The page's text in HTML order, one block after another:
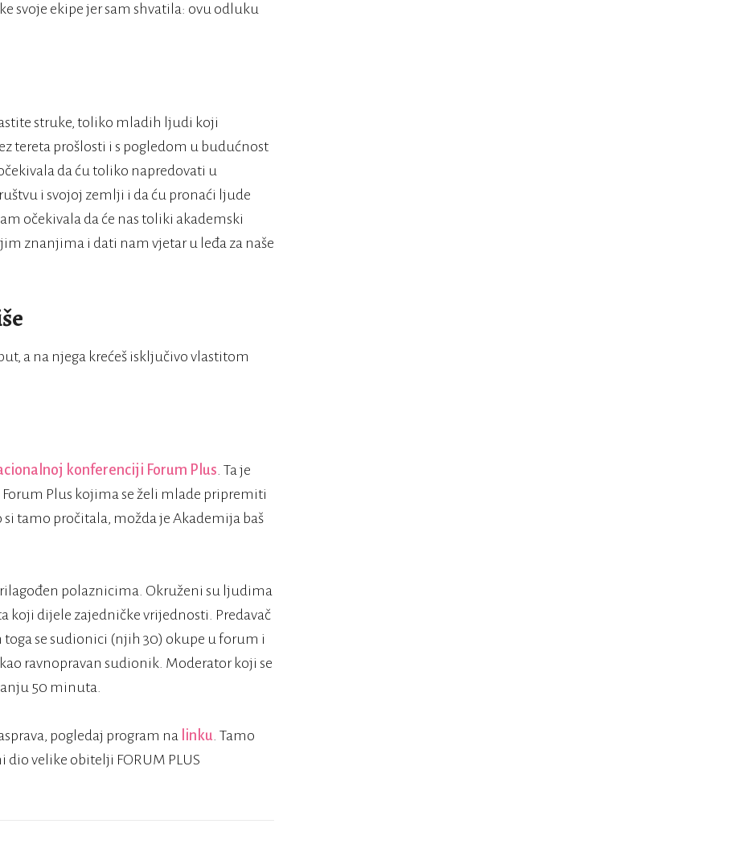
svoje ekipe jer sam shvatila: ovu odluku
struke, toliko mladih ljudi koji
tereta prošlosti i s pogledom u budućnost
da ću toliko napredovati u
i svojoj zemlji i da ću pronaći ljude
očekivala da će nas toliki akademski
znanjima i dati nam vjetar u leđa za naše
a na njega krećeš isključivo vlastitom
konferenciji Forum Plus. Ta je
Plus kojima se želi mlade pripremiti
tamo pročitala, možda je Akademija baš
polaznicima. Okruženi su ljudima
koji dijele zajedničke vrijednosti. Predavač
se sudionici (njih 30) okupe u forum i
ravnopravan sudionik. Moderator koji se
50 minuta.
pogledaj program na linku. Tamo
dio velike obitelji FORUM PLUS